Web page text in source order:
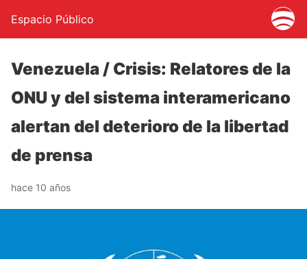
Espacio Público
Venezuela / Crisis: Relatores de la
ONU y del sistema interamericano
alertan del deterioro de la libertad
de prensa
hace 10 años